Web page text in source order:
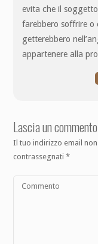
evita che il
farebbero soffrire o
getterebbero
appartenere alla
Lascia un commento
Il tuo indirizzo email
contrassegnati*